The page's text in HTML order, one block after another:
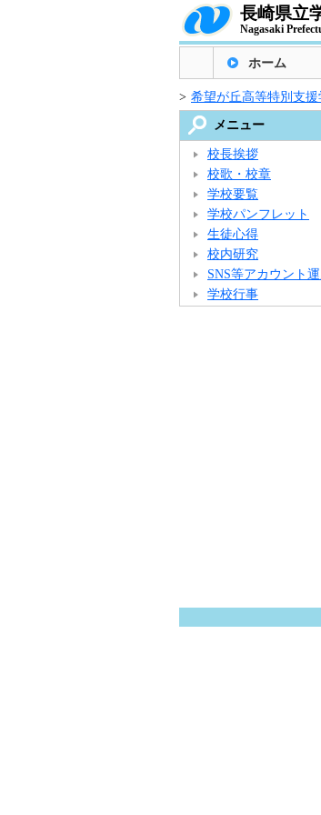
長崎県立
Nagasaki
ホーム
> 希望が丘高等特別支
メニュー
校長挨拶
校歌・校章
学校要覧
学校パンフレット
生徒心得
校内研究
SNS等アカウント
学校行事